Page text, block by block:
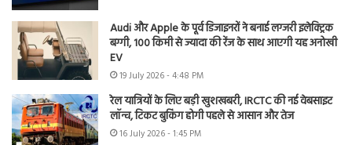
Audi और Apple के पूर्व डिजाइनरों ने बनाई लग्जरी इलेक्ट्रिक
बग्गी, 100 किमी से ज्यादा की रेंज के साथ आएगी यह अनोखी
EV
19 July 2026 - 4:48 PM
रेल यात्रियों के लिए बड़ी खुशखबरी, IRCTC की नई वेबसाइट
लॉन्च, टिकट बुकिंग होगी पहले से आसान और तेज
16 July 2026 - 1:45 PM